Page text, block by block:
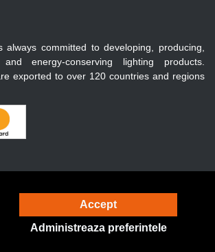
committed to developing, producing,
energy-conserving lighting products.
exported to over 120 countries and regions
Solutie eCommerce
Accept
Administreaza preferintele